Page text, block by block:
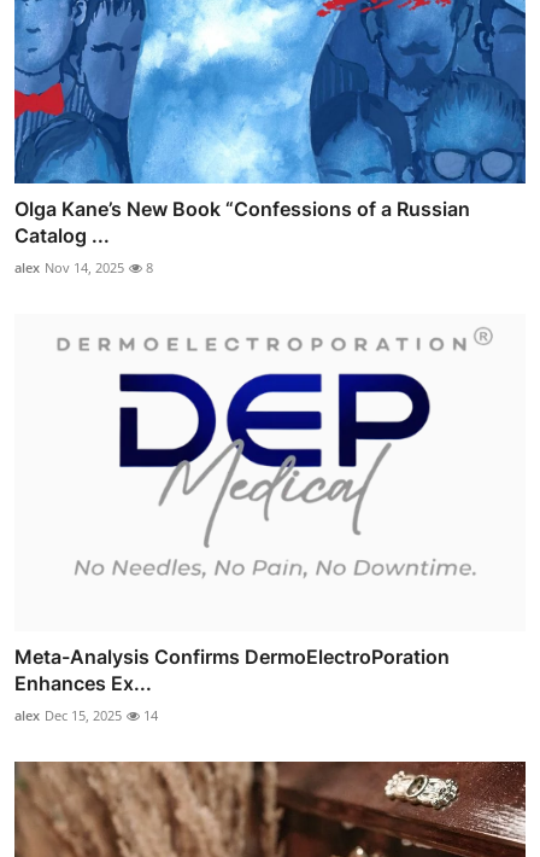
Olga Kane’s New Book “Confessions of a Russian
Catalog ...
alex Nov 14, 2025 8
Meta-Analysis Confirms DermoElectroPoration
Enhances Ex...
alex Dec 15, 2025 14